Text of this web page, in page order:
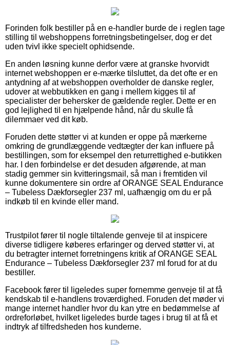
Forinden folk bestiller på en e-handler burde de i reglen tage
stilling til webshoppens forretningsbetingelser, dog er det
uden tvivl ikke specielt ophidsende.
En anden løsning kunne derfor være at granske hvorvidt
internet webshoppen er e-mærke tilsluttet, da det ofte er en
antydning af at webshoppen overholder de danske regler,
udover at webbutikken en gang i mellem kigges til af
specialister der behersker de gældende regler. Dette er en
god lejlighed til en hjælpende hånd, når du skulle få
dilemmaer ved dit køb.
Foruden dette støtter vi at kunden er oppe på mærkerne
omkring de grundlæggende vedtægter der kan influere på
bestillingen, som for eksempel den returrettighed e-butikken
har. I den forbindelse er det desuden afgørende, at man
stadig gemmer sin kvitteringsmail, så man i fremtiden vil
kunne dokumentere sin ordre af ORANGE SEAL Endurance
– Tubeless Dækforsegler 237 ml, uafhængig om du er på
indkøb til en kvinde eller mand.
Trustpilot fører til nogle tiltalende genveje til at inspicere
diverse tidligere køberes erfaringer og derved støtter vi, at
du betragter internet forretningens kritik af ORANGE SEAL
Endurance – Tubeless Dækforsegler 237 ml forud for at du
bestiller.
Facebook fører til ligeledes super fornemme genveje til at få
kendskab til e-handlens troværdighed. Foruden det møder vi
mange internet handler hvor du kan ytre en bedømmelse af
ordreforløbet, hvilket ligeledes burde tages i brug til at få et
indtryk af tilfredsheden hos kunderne.